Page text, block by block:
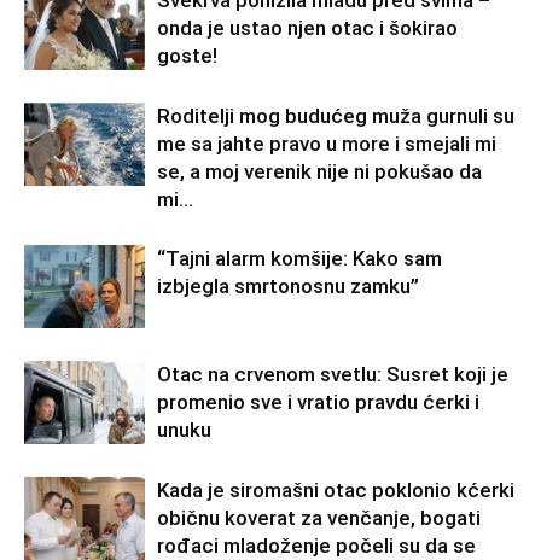
onda je ustao njen otac i šokirao
goste!
Roditelji mog budućeg muža gurnuli su
me sa jahte pravo u more i smejali mi
se, a moj verenik nije ni pokušao da
mi...
“Tajni alarm komšije: Kako sam
izbjegla smrtonosnu zamku”
Otac na crvenom svetlu: Susret koji je
promenio sve i vratio pravdu ćerki i
unuku
Kada je siromašni otac poklonio kćerki
običnu koverat za venčanje, bogati
rođaci mladoženje počeli su da se